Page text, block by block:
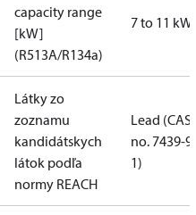
capacity range
[kW]
(R513A/R134a)
7 to 11 kW
Látky zo
zoznamu
kandidátskych
látok podľa
normy REACH
Lead (CAS
no. 7439-92-
1)